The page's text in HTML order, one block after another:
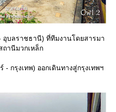
อุบลราชธานี) ที่ทีมงานโดยสารมา
ถานีมวกเหล็ก
กรุงเทพ) ออกเดินทางสู่กรุงเทพฯ